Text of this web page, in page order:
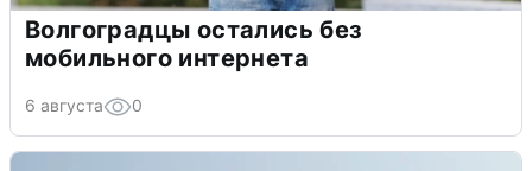
Волгоградцы остались без
мобильного интернета
6 августа 0